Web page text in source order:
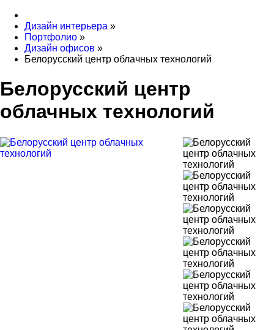
Дизайн интерьера »
Портфолио »
Дизайн офисов »
Белорусский центр облачных технологий
Белорусский центр
облачных технологий